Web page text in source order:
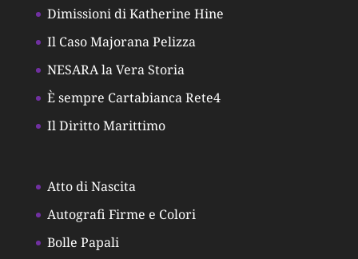
Dimissioni di Katherine Hine
Il Caso Majorana Pelizza
NESARA la Vera Storia
È sempre Cartabianca Rete4
Il Diritto Marittimo
Atto di Nascita
Autografi Firme e Colori
Bolle Papali